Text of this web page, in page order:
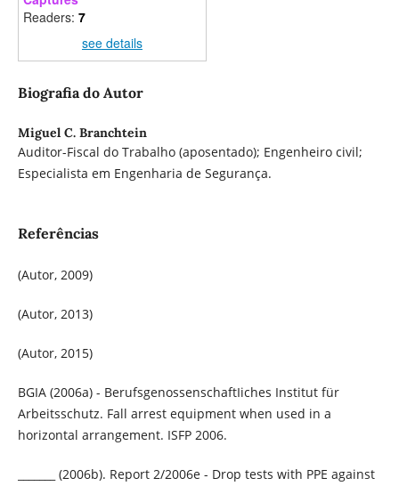
Readers: 7
see details
Biografia do Autor
Miguel C. Branchtein
Auditor-Fiscal do Trabalho (aposentado); Engenheiro civil;
Especialista em Engenharia de Segurança.
Referências
(Autor, 2009)
(Autor, 2013)
(Autor, 2015)
BGIA (2006a) - BerufsgenossenschaftIiches Institut für
Arbeitsschutz. Fall arrest equipment when used in a
horizontal arrangement. ISFP 2006.
_______ (2006b). Report 2/2006e - Drop tests with PPE against